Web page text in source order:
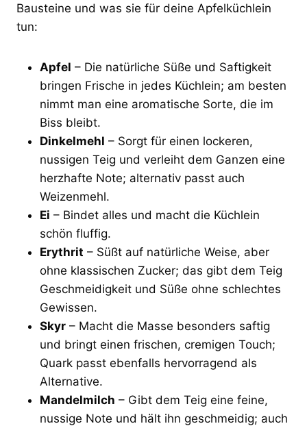
Bausteine und was sie für deine Apfelküchlein
tun:
Apfel – Die natürliche Süße und Saftigkeit
bringen Frische in jedes Küchlein; am besten
nimmt man eine aromatische Sorte, die im
Biss bleibt.
Dinkelmehl – Sorgt für einen lockeren,
nussigen Teig und verleiht dem Ganzen eine
herzhafte Note; alternativ passt auch
Weizenmehl.
Ei – Bindet alles und macht die Küchlein
schön fluffig.
Erythrit – Süßt auf natürliche Weise, aber
ohne klassischen Zucker; das gibt dem Teig
Geschmeidigkeit und Süße ohne schlechtes
Gewissen.
Skyr – Macht die Masse besonders saftig
und bringt einen frischen, cremigen Touch;
Quark passt ebenfalls hervorragend als
Alternative.
Mandelmilch – Gibt dem Teig eine feine,
nussige Note und hält ihn geschmeidig; auch